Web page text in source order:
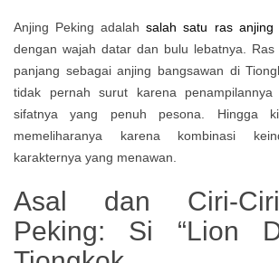
Anjing Peking adalahsalah satu ras anjing
dengan wajah datar dan bulu lebatnya. Ras
panjang sebagai anjing bangsawan di
tidak pernah surut karena
sifatnya yang penuh pesona. Hingga
memeliharanya karena kombinasi
karakternya yang menawan.
Asal dan Ciri-
Peking: Si “Lion